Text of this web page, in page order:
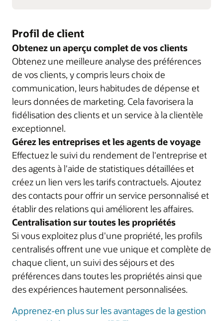
Profil de client
Obtenez un aperçu complet de vos clients
Obtenez une meilleure analyse des préférences
de vos clients, y compris leurs choix de
communication, leurs habitudes de dépense et
leurs données de marketing. Cela favorisera la
fidélisation des clients et un service à la clientèle
exceptionnel.
Gérez les entreprises et les agents de voyage
Effectuez le suivi du rendement de l'entreprise et
des agents à l'aide de statistiques détaillées et
créez un lien vers les tarifs contractuels. Ajoutez
des contacts pour offrir un service personnalisé et
établir des relations qui améliorent les affaires.
Centralisation sur toutes les propriétés
Si vous exploitez plus d'une propriété, les profils
centralisés offrent une vue unique et complète de
chaque client, un suivi des séjours et des
préférences dans toutes les propriétés ainsi que
des expériences hautement personnalisées.
Apprenez-en plus sur les avantages de la gestion